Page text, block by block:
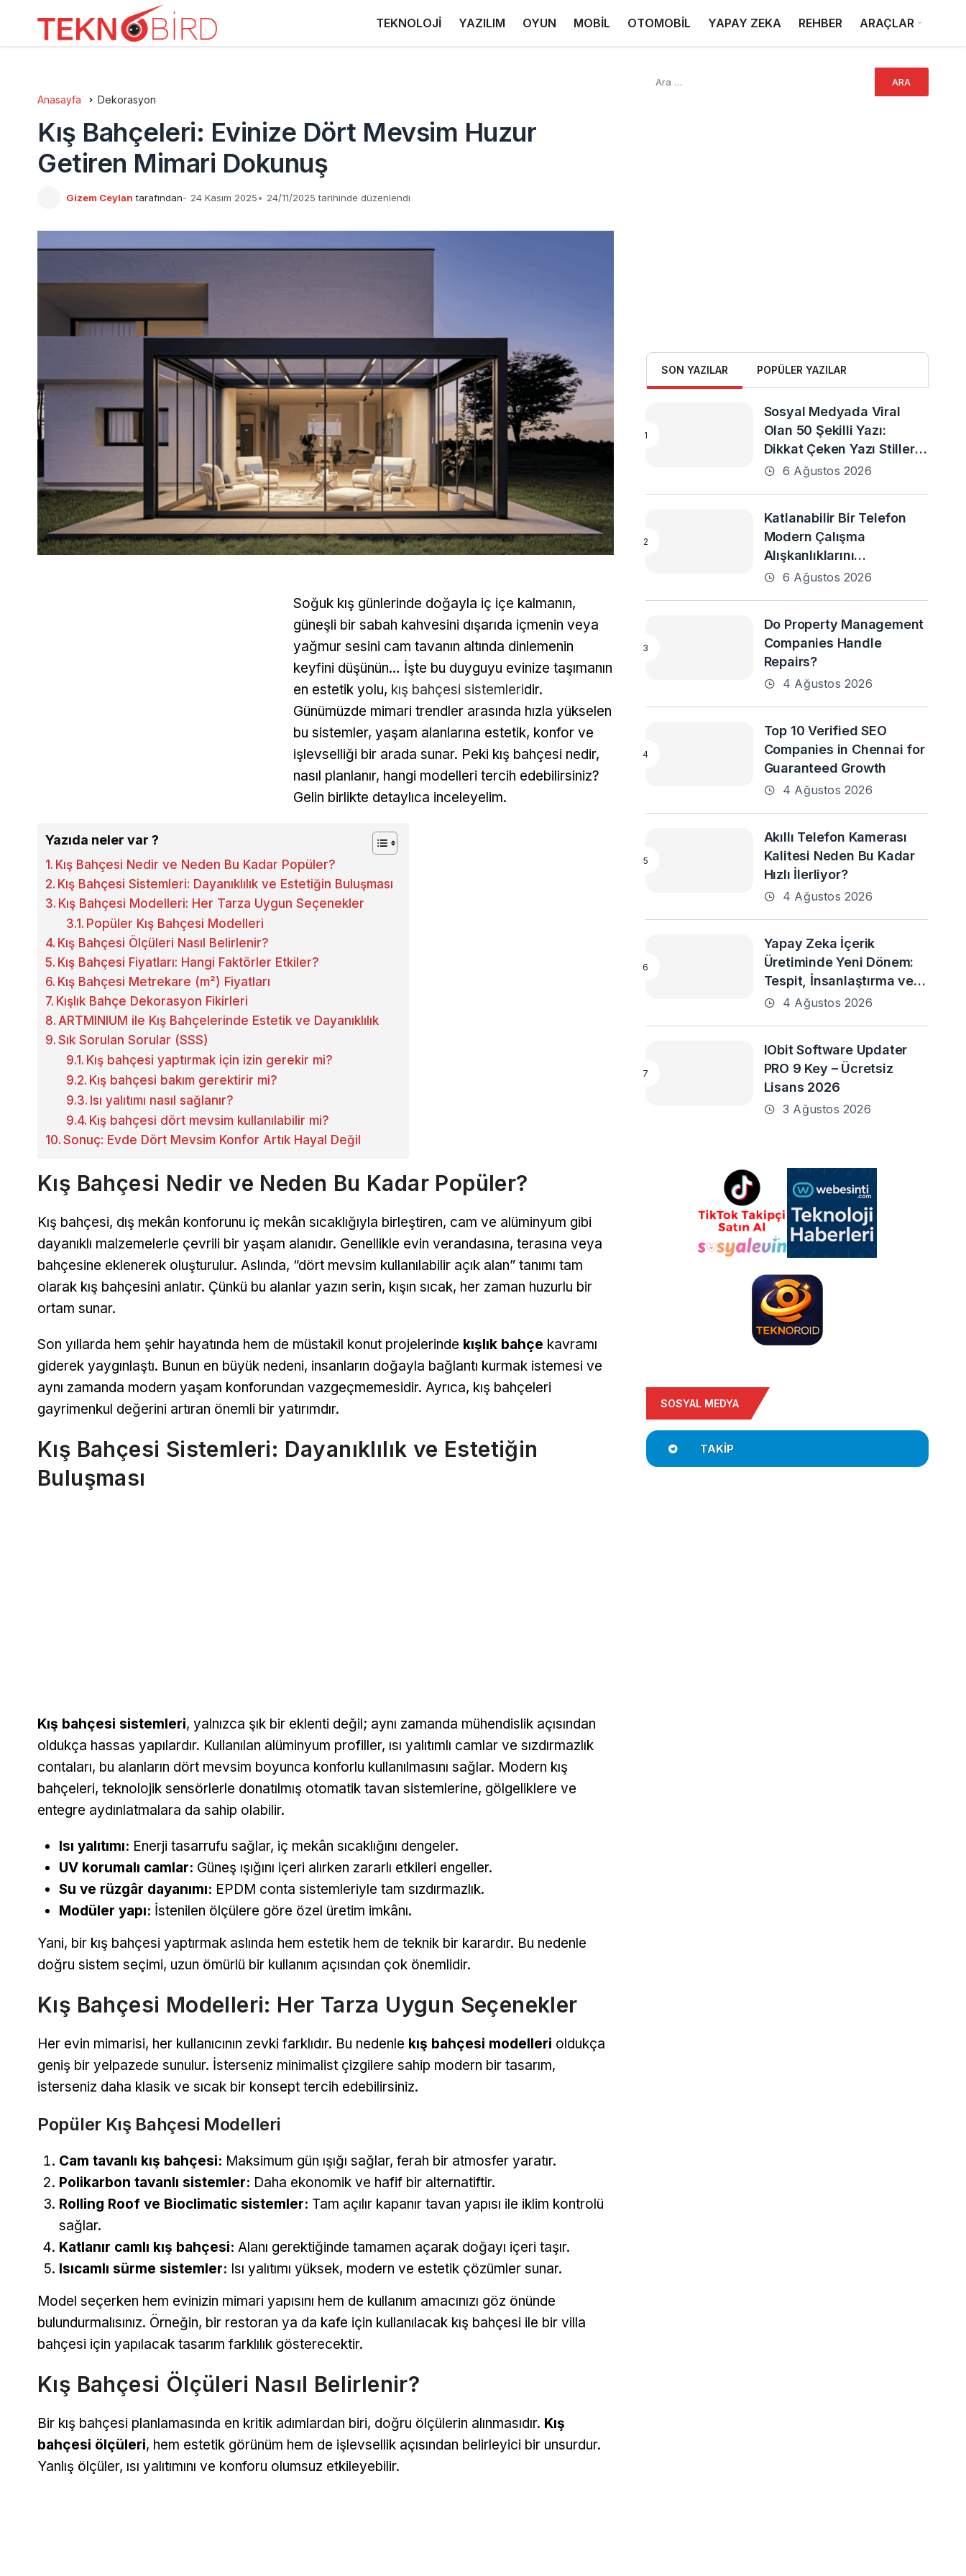
TEKNOLOJİ YAZILIM OYUN MOBİL OTOMOBİL YAPAY ZEKA REHBER ARAÇLAR
Anasayfa Dekorasyon
Kış Bahçeleri: Evinize Dört Mevsim Huzur
Getiren Mimari Dokunuş
Gizem Ceylan tarafından 24 Kasım 2025 24/11/2025 tarihinde düzenlendi
Soğuk kış günlerinde doğayla iç içe kalmanın,
güneşli bir sabah kahvesini dışarıda içmenin veya
yağmur sesini cam tavanın altında dinlemenin
keyfini düşünün… İşte bu duyguyu evinize taşımanın
en estetik yolu, kış bahçesi sistemleridir.
Günümüzde mimari trendler arasında hızla yükselen
bu sistemler, yaşam alanlarına estetik, konfor ve
işlevselliği bir arada sunar. Peki kış bahçesi nedir,
nasıl planlanır, hangi modelleri tercih edebilirsiniz?
Gelin birlikte detaylıca inceleyelim.
Yazıda neler var ?
Kış Bahçesi Nedir ve Neden Bu Kadar Popüler?
Kış Bahçesi Sistemleri: Dayanıklılık ve Estetiğin Buluşması
Kış Bahçesi Modelleri: Her Tarza Uygun Seçenekler
Popüler Kış Bahçesi Modelleri
Kış Bahçesi Ölçüleri Nasıl Belirlenir?
Kış Bahçesi Fiyatları: Hangi Faktörler Etkiler?
Kış Bahçesi Metrekare (m²) Fiyatları
Kışlık Bahçe Dekorasyon Fikirleri
ARTMINIUM ile Kış Bahçelerinde Estetik ve Dayanıklılık
Sık Sorulan Sorular (SSS)
Kış bahçesi yaptırmak için izin gerekir mi?
Kış bahçesi bakım gerektirir mi?
Isı yalıtımı nasıl sağlanır?
Kış bahçesi dört mevsim kullanılabilir mi?
Sonuç: Evde Dört Mevsim Konfor Artık Hayal Değil
Kış Bahçesi Nedir ve Neden Bu Kadar Popüler?
Kış bahçesi, dış mekân konforunu iç mekân sıcaklığıyla birleştiren, cam ve alüminyum gibi
dayanıklı malzemelerle çevrili bir yaşam alanıdır. Genellikle evin verandasına, terasına veya
bahçesine eklenerek oluşturulur. Aslında, “dört mevsim kullanılabilir açık alan” tanımı tam
olarak kış bahçesini anlatır. Çünkü bu alanlar yazın serin, kışın sıcak, her zaman huzurlu bir
ortam sunar.
Son yıllarda hem şehir hayatında hem de müstakil konut projelerinde kışlık bahçe kavramı
giderek yaygınlaştı. Bunun en büyük nedeni, insanların doğayla bağlantı kurmak istemesi ve
aynı zamanda modern yaşam konforundan vazgeçmemesidir. Ayrıca, kış bahçeleri
gayrimenkul değerini artıran önemli bir yatırımdır.
Kış Bahçesi Sistemleri: Dayanıklılık ve Estetiğin
Buluşması
Kış bahçesi sistemleri, yalnızca şık bir eklenti değil; aynı zamanda mühendislik açısından
oldukça hassas yapılardır. Kullanılan alüminyum profiller, ısı yalıtımlı camlar ve sızdırmazlık
contaları, bu alanların dört mevsim boyunca konforlu kullanılmasını sağlar. Modern kış
bahçeleri, teknolojik sensörlerle donatılmış otomatik tavan sistemlerine, gölgeliklere ve
entegre aydınlatmalara da sahip olabilir.
Isı yalıtımı: Enerji tasarrufu sağlar, iç mekân sıcaklığını dengeler.
UV korumalı camlar: Güneş ışığını içeri alırken zararlı etkileri engeller.
Su ve rüzgâr dayanımı: EPDM conta sistemleriyle tam sızdırmazlık.
Modüler yapı: İstenilen ölçülere göre özel üretim imkânı.
Yani, bir kış bahçesi yaptırmak aslında hem estetik hem de teknik bir karardır. Bu nedenle
doğru sistem seçimi, uzun ömürlü bir kullanım açısından çok önemlidir.
Kış Bahçesi Modelleri: Her Tarza Uygun Seçenekler
Her evin mimarisi, her kullanıcının zevki farklıdır. Bu nedenle kış bahçesi modelleri oldukça
geniş bir yelpazede sunulur. İsterseniz minimalist çizgilere sahip modern bir tasarım,
isterseniz daha klasik ve sıcak bir konsept tercih edebilirsiniz.
Popüler Kış Bahçesi Modelleri
Cam tavanlı kış bahçesi: Maksimum gün ışığı sağlar, ferah bir atmosfer yaratır.
Polikarbon tavanlı sistemler: Daha ekonomik ve hafif bir alternatiftir.
Rolling Roof ve Bioclimatic sistemler: Tam açılır kapanır tavan yapısı ile iklim kontrolü
sağlar.
Katlanır camlı kış bahçesi: Alanı gerektiğinde tamamen açarak doğayı içeri taşır.
Isıcamlı sürme sistemler: Isı yalıtımı yüksek, modern ve estetik çözümler sunar.
Model seçerken hem evinizin mimari yapısını hem de kullanım amacınızı göz önünde
bulundurmalısınız. Örneğin, bir restoran ya da kafe için kullanılacak kış bahçesi ile bir villa
bahçesi için yapılacak tasarım farklılık gösterecektir.
Kış Bahçesi Ölçüleri Nasıl Belirlenir?
Bir kış bahçesi planlamasında en kritik adımlardan biri, doğru ölçülerin alınmasıdır. Kış
bahçesi ölçüleri, hem estetik görünüm hem de işlevsellik açısından belirleyici bir unsurdur.
Yanlış ölçüler, ısı yalıtımını ve konforu olumsuz etkileyebilir.
SON YAZILAR POPÜLER YAZILAR
Sosyal Medyada Viral
Olan 50 Şekilli Yazı:
Dikkat Çeken Yazı Stilleri
ve En Popüler Örnekler
6 Ağustos 2026
Katlanabilir Bir Telefon
Modern Çalışma
Alışkanlıklarını
Destekleyebilir mi?
6 Ağustos 2026
Do Property Management
Companies Handle
Repairs?
4 Ağustos 2026
Top 10 Verified SEO
Companies in Chennai for
Guaranteed Growth
4 Ağustos 2026
Akıllı Telefon Kamerası
Kalitesi Neden Bu Kadar
Hızlı İlerliyor?
4 Ağustos 2026
Yapay Zeka İçerik
Üretiminde Yeni Dönem:
Tespit, İnsanlaştırma ve
Daha Fazlası
4 Ağustos 2026
IObit Software Updater
PRO 9 Key – Ücretsiz
Lisans 2026
3 Ağustos 2026
SOSYAL MEDYA
TAKIP